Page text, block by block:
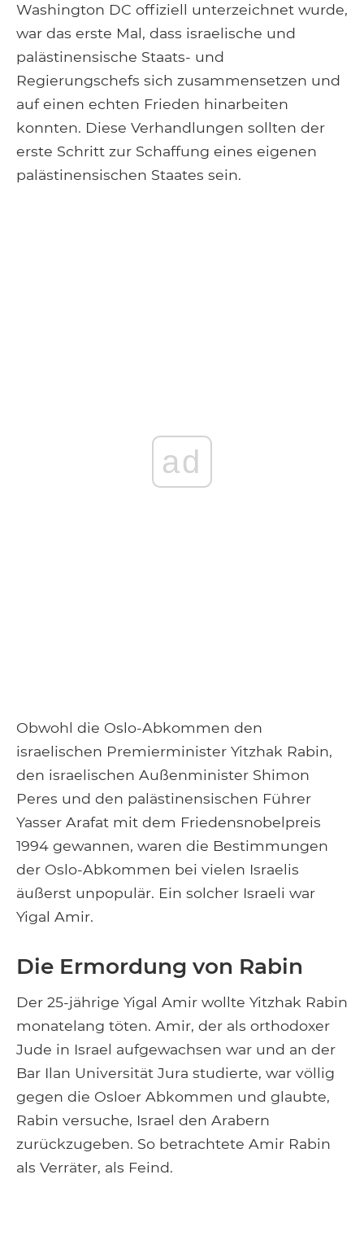
Washington DC offiziell unterzeichnet wurde,
war das erste Mal, dass israelische und
palästinensische Staats- und
Regierungschefs sich zusammensetzen und
auf einen echten Frieden hinarbeiten
konnten. Diese Verhandlungen sollten der
erste Schritt zur Schaffung eines eigenen
palästinensischen Staates sein.
ad
Obwohl die Oslo-Abkommen den
israelischen Premierminister Yitzhak Rabin,
den israelischen Außenminister Shimon
Peres und den palästinensischen Führer
Yasser Arafat mit dem Friedensnobelpreis
1994 gewannen, waren die Bestimmungen
der Oslo-Abkommen bei vielen Israelis
äußerst unpopulär. Ein solcher Israeli war
Yigal Amir.
Die Ermordung von Rabin
Der 25-jährige Yigal Amir wollte Yitzhak Rabin
monatelang töten. Amir, der als orthodoxer
Jude in Israel aufgewachsen war und an der
Bar Ilan Universität Jura studierte, war völlig
gegen die Osloer Abkommen und glaubte,
Rabin versuche, Israel den Arabern
zurückzugeben. So betrachtete Amir Rabin
als Verräter, als Feind.